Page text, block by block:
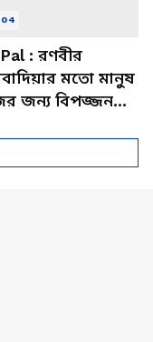
: রণবীর
মতো মানুষ
জন্য বিপজ্জনক :